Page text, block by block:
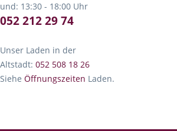
und: 13:30 - 18:00 Uhr
052 212 29 74
Unser Laden in der
Altstadt: 052 508 18 26
Siehe Öffnungszeiten Laden.